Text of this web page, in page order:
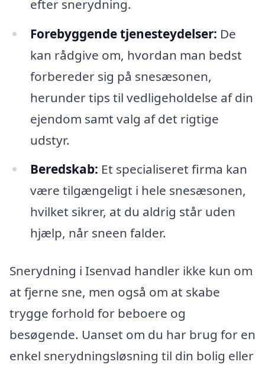
efter snerydning.
Forebyggende tjenesteydelser: De
kan rådgive om, hvordan man bedst
forbereder sig på snesæsonen,
herunder tips til vedligeholdelse af din
ejendom samt valg af det rigtige
udstyr.
Beredskab: Et specialiseret firma kan
være tilgængeligt i hele snesæsonen,
hvilket sikrer, at du aldrig står uden
hjælp, når sneen falder.
Snerydning i Isenvad handler ikke kun om
at fjerne sne, men også om at skabe
trygge forhold for beboere og
besøgende. Uanset om du har brug for en
enkel snerydningsløsning til din bolig eller